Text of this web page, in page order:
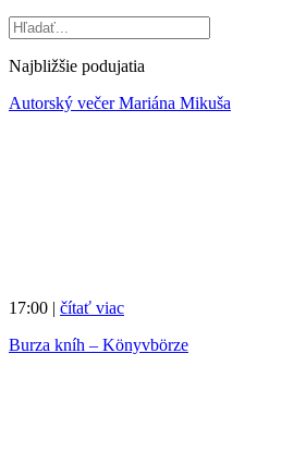
Najbližšie podujatia
Autorský večer Mariána Mikuša
17:00 | čítať viac
Burza kníh – Könyvbörze